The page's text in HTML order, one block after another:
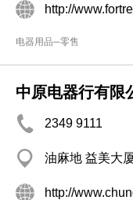
http://
电器用品─零售
中原电器行有限
2349 9111
油麻地 益美大
http://